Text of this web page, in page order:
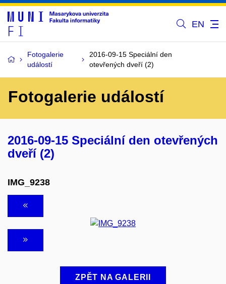
EN
Fotogalerie
událostí
2016-09-15 Speciální den
otevřených dveří (2)
Fotogalerie událostí
2016-09-15 Speciální den otevřených
dveří (2)
IMG_9238
ZPĚT NA GALERII